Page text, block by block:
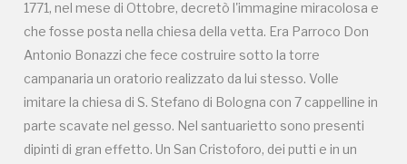
1771, nel mese di Ottobre, decretò l'immagine miracolosa e
che fosse posta nella chiesa della vetta. Era Parroco Don
Antonio Bonazzi che fece costruire sotto la torre
campanaria un oratorio realizzato da lui stesso. Volle
imitare la chiesa di S. Stefano di Bologna con 7 cappelline in
parte scavate nel gesso. Nel santuarietto sono presenti
dipinti di gran effetto. Un San Cristoforo, dei putti e in un
Campagne in corso in questo
luogo